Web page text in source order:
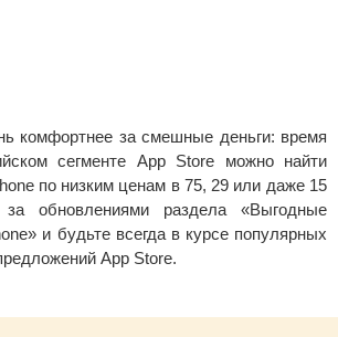
комфортнее за смешные деньги: время
сегменте App Store можно найти
по низким ценам в 75, 29 или даже 15
обновлениями раздела «Выгодные
и будьте всегда в курсе популярных
App Store.